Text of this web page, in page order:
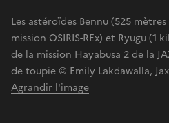
Les astéroïdes Bennu (525
mission OSIRIS-REx) et Ryugu
de la mission Hayabusa 2 de la
de toupie © Emily Lakdawalla,
Agrandir l'image